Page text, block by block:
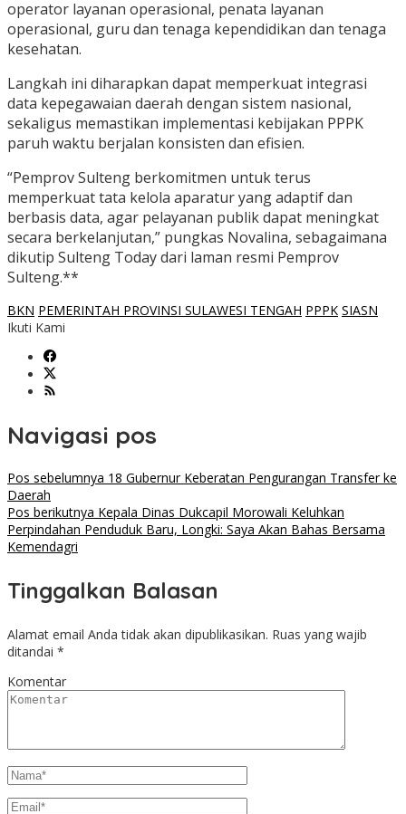
operator layanan operasional, penata layanan
operasional, guru dan tenaga kependidikan dan tenaga
kesehatan.
Langkah ini diharapkan dapat memperkuat integrasi
data kepegawaian daerah dengan sistem nasional,
sekaligus memastikan implementasi kebijakan PPPK
paruh waktu berjalan konsisten dan efisien.
“Pemprov Sulteng berkomitmen untuk terus
memperkuat tata kelola aparatur yang adaptif dan
berbasis data, agar pelayanan publik dapat meningkat
secara berkelanjutan,” pungkas Novalina, sebagaimana
dikutip Sulteng Today dari laman resmi Pemprov
Sulteng.**
BKN PEMERINTAH PROVINSI SULAWESI TENGAH PPPK SIASN
Ikuti Kami
Navigasi pos
Pos sebelumnya 18 Gubernur Keberatan Pengurangan Transfer ke
Daerah
Pos berikutnya Kepala Dinas Dukcapil Morowali Keluhkan
Perpindahan Penduduk Baru, Longki: Saya Akan Bahas Bersama
Kemendagri
Tinggalkan Balasan
Alamat email Anda tidak akan dipublikasikan. Ruas yang wajib
ditandai *
Komentar